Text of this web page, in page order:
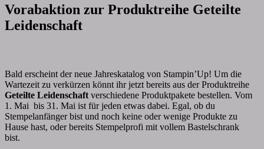
Vorabaktion
zur
Produktreihe
Vorabaktion zur Produktreihe Geteilte
Leidenschaft
Bald erscheint der neue Jahreskatalog von Stampin’Up! Um die
Wartezeit zu verkürzen könnt ihr jetzt bereits aus der Produktreihe
Geteilte Leidenschaft verschiedene Produktpakete bestellen. Vom
1. Mai bis 31. Mai ist für jeden etwas dabei. Egal, ob du
Stempelanfänger bist und noch keine oder wenige Produkte zu
Hause hast, oder bereits Stempelprofi mit vollem Bastelschrank
bist.